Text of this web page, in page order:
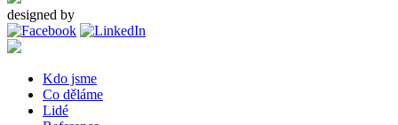
designed by
Kdo jsme
Co děláme
Lidé